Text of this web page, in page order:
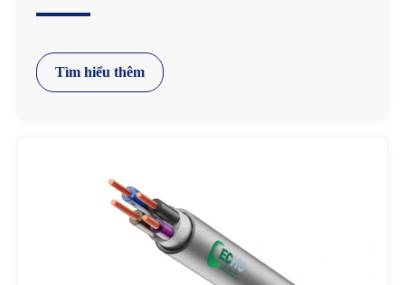
Tìm hiểu thêm